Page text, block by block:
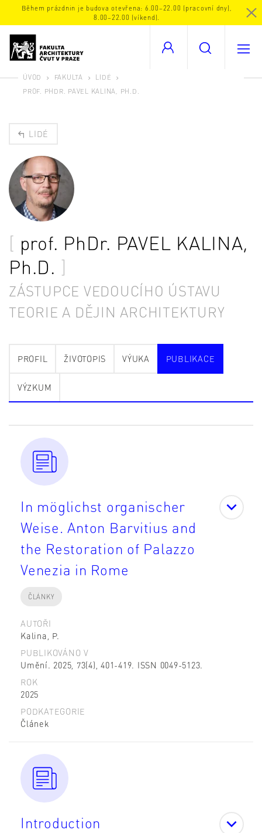
Během prázdnin je budova otevřena: 6.00–22.00 (pracovní dny),
8.00–22.00 (víkend).
ÚVOD FAKULTA
LIDÉ
PROF. PHDR. PAVEL KALINA, PH.D.
LIDÉ
prof. PhDr. PAVEL KALINA,
Ph.D.
ZÁSTUPCE VEDOUCÍHO ÚSTAVU
TEORIE A DĚJIN ARCHITEKTURY
PROFIL ŽIVOTOPIS VÝUKA PUBLIKACE
VÝZKUM
In möglichst organischer
Weise. Anton Barvitius and
the Restoration of Palazzo
Venezia in Rome
ČLÁNKY
AUTOŘI
Kalina, P.
PUBLIKOVÁNO V
Umění. 2025, 73(4), 401-419. ISSN 0049-5123.
ROK
2025
PODKATEGORIE
Článek
Introduction